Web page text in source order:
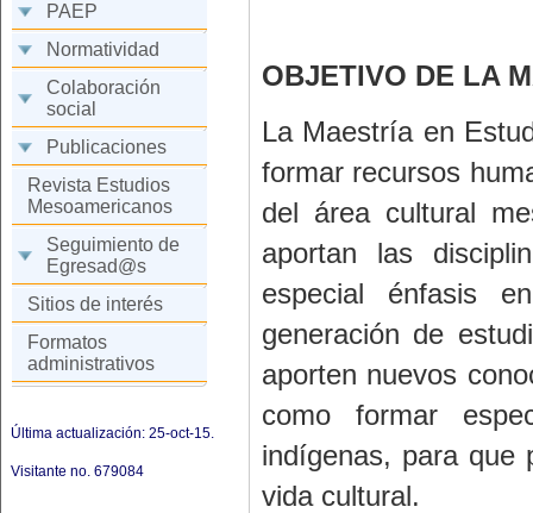
PAEP
Normatividad
Colaboración
social
Publicaciones
Revista Estudios
Mesoamericanos
Seguimiento de
Egresad@s
Sitios de interés
Formatos
administrativos
Última actualización: 25-oct-15.
Visitante no. 679084
OBJETIVO DE LA
La Maestría en
formar recursos
del área cultural
aportan las
especial énfasis
generación de
aporten nuevos
como formar
indígenas, para que
vida cultural.